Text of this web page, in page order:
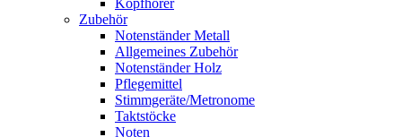
Kopfhörer
Zubehör
Notenständer Metall
Allgemeines Zubehör
Notenständer Holz
Pflegemittel
Stimmgeräte/Metronome
Taktstöcke
Noten